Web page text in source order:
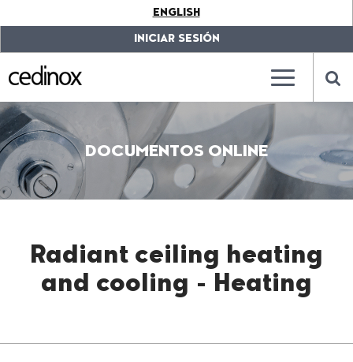
label.access.jump.content???
???
label.access.jump.header???
label.access.jump.footer???
???
label.access.jump.menu???
ENGLISH
INICIAR SESIÓN
???
???
DOCUMENTOS ONLINE
Radiant ceiling heating
and cooling - Heating